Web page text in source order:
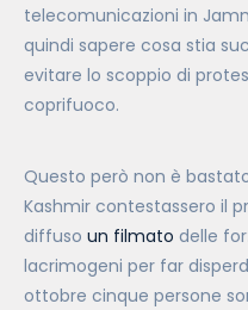
telecomunicazioni in
quindi sapere cosa stia
evitare lo scoppio di
coprifuoco.
Questo però non è
Kashmir contestassero il
diffuso un filmato delle
lacrimogeni per far
ottobre cinque persone